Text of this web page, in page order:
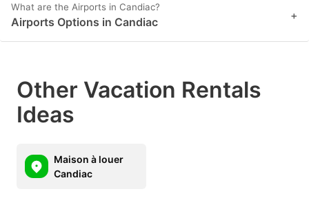
What are the Airports in Candiac?
Airports Options in Candiac +
Other Vacation Rentals
Ideas
Maison à louer
Candiac